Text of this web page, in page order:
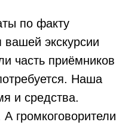
по факту
вашей экскурсии
часть приёмников
Наша
и средства.
громкоговорители